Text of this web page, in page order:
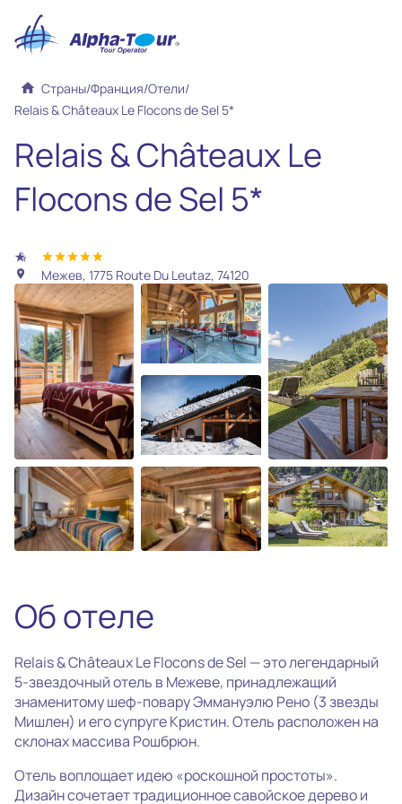
home Страны/Франция/Отели/
Relais & Châteaux Le Flocons de Sel 5*
Relais & Châteaux Le
Flocons de Sel 5*
hotel_class starstarstarstarstar
location_on
Межев, 1775 Route Du Leutaz, 74120
photo_camera
Все фотографии
(32)
Об отеле
Relais & Châteaux Le Flocons de Sel — это легендарный
5-звездочный отель в Межеве, принадлежащий
знаменитому шеф-повару Эммануэлю Рено (3 звезды
Мишлен) и его супруге Кристин. Отель расположен на
склонах массива Рошбрюн.
Отель воплощает идею «роскошной простоты».
Дизайн сочетает традиционное савойское дерево и